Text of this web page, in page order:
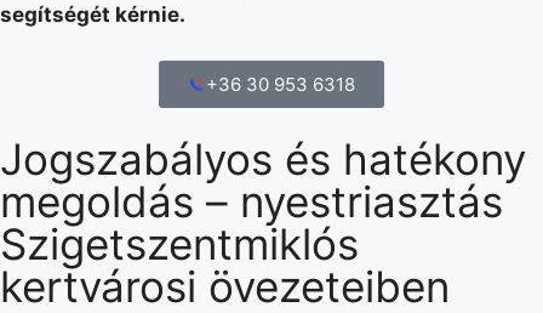
segítségét kérnie.
+36 30 953 6318
Jogszabályos és hatékony
megoldás – nyestriasztás
Szigetszentmiklós
kertvárosi övezeteiben